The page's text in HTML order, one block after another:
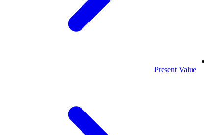
Present Value